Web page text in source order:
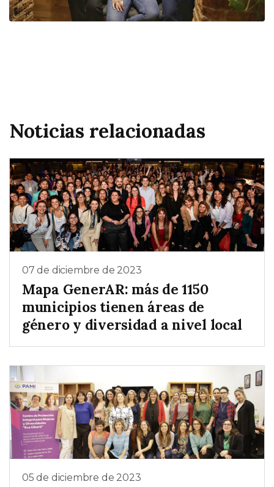
Noticias relacionadas
07 de diciembre de 2023
Mapa GenerAR: más de 1150
municipios tienen áreas de
género y diversidad a nivel local
05 de diciembre de 2023